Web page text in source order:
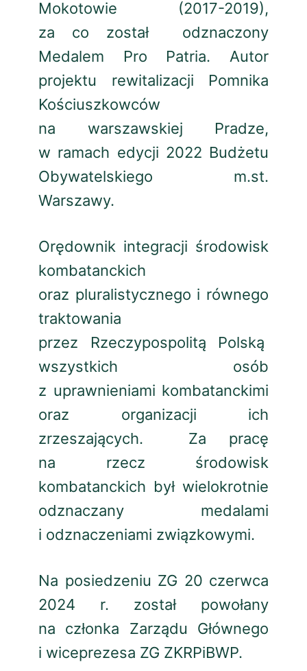
Mokotowie (2017-2019),
za co został odznaczony
Medalem Pro Patria. Autor
projektu rewitalizacji Pomnika
Kościuszkowców
na warszawskiej Pradze,
w ramach edycji 2022 Budżetu
Obywatelskiego m.st.
Warszawy.
Orędownik integracji środowisk
kombatanckich
oraz pluralistycznego i równego
traktowania
przez Rzeczypospolitą Polską
wszystkich osób
z uprawnieniami kombatanckimi
oraz organizacji ich
zrzeszających. Za pracę
na rzecz środowisk
kombatanckich był wielokrotnie
odznaczany medalami
i odznaczeniami związkowymi.
Na posiedzeniu ZG 20 czerwca
2024 r. został powołany
na członka Zarządu Głównego
i wiceprezesa ZG ZKRPiBWP.